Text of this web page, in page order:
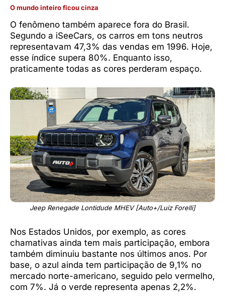
O mundo inteiro ficou cinza
O fenômeno também aparece fora do Brasil.
Segundo a iSeeCars, os carros em tons neutros
representavam 47,3% das vendas em 1996. Hoje,
esse índice supera 80%. Enquanto isso,
praticamente todas as cores perderam espaço.
Jeep Renegade Lontidude MHEV [Auto+/Luiz Forelli]
Nos Estados Unidos, por exemplo, as cores
chamativas ainda tem mais participação, embora
também diminuiu bastante nos últimos anos. Por
base, o azul ainda tem participação de 9,1% no
mercado norte-americano, seguido pelo vermelho,
com 7%. Já o verde representa apenas 2,2%.